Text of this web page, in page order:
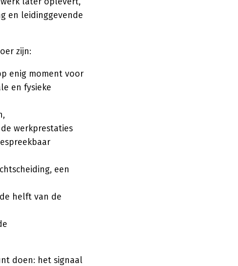
en leidinggevende
zijn:
enig moment voor
en fysieke
werkprestaties
een
helft van de
doen: het signaal